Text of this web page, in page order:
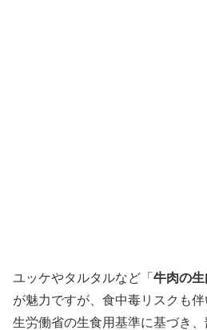
ユッケやタルタルなど「 牛肉の生
が魅力ですが、食中毒リスクも
生労働省の生食用基準に基づき